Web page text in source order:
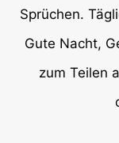
Sprüchen.
Gute Nacht,
zum Teilen